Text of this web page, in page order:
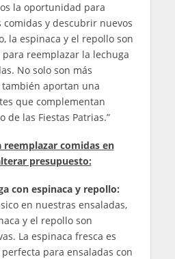
la oportunidad para
y descubrir nuevos
la espinaca y el repollo son
reemplazar la lechuga
No solo son más
aportan una
que complementan
las Fiestas Patrias.”
reemplazar comidas en
presupuesto:
con espinaca y repollo:
en nuestras ensaladas,
y el repollo son
La espinaca fresca es
para ensaladas con